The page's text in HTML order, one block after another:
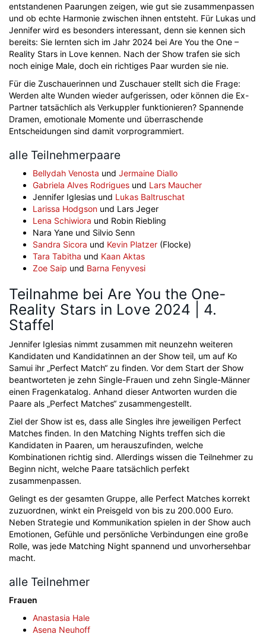
entstandenen Paarungen zeigen, wie gut sie zusammenpassen
und ob echte Harmonie zwischen ihnen entsteht. Für Lukas und
Jennifer wird es besonders interessant, denn sie kennen sich
bereits: Sie lernten sich im Jahr 2024 bei Are You the One –
Reality Stars in Love kennen. Nach der Show trafen sie sich
noch einige Male, doch ein richtiges Paar wurden sie nie.
Für die Zuschauerinnen und Zuschauer stellt sich die Frage:
Werden alte Wunden wieder aufgerissen, oder können die Ex-
Partner tatsächlich als Verkuppler funktionieren? Spannende
Dramen, emotionale Momente und überraschende
Entscheidungen sind damit vorprogrammiert.
alle Teilnehmerpaare
Bellydah Venosta und Jermaine Diallo
Gabriela Alves Rodrigues und Lars Maucher
Jennifer Iglesias und Lukas Baltruschat
Larissa Hodgson und Lars Jeger
Lena Schiwiora und Robin Riebling
Nara Yane und Silvio Senn
Sandra Sicora und Kevin Platzer (Flocke)
Tara Tabitha und Kaan Aktas
Zoe Saip und Barna Fenyvesi
Teilnahme bei Are You the One-
Reality Stars in Love 2024 | 4.
Staffel
Jennifer Iglesias nimmt zusammen mit neunzehn weiteren
Kandidaten und Kandidatinnen an der Show teil, um auf Ko
Samui ihr „Perfect Match“ zu finden. Vor dem Start der Show
beantworteten je zehn Single-Frauen und zehn Single-Männer
einen Fragenkatalog. Anhand dieser Antworten wurden die
Paare als „Perfect Matches“ zusammengestellt.
Ziel der Show ist es, dass alle Singles ihre jeweiligen Perfect
Matches finden. In den Matching Nights treffen sich die
Kandidaten in Paaren, um herauszufinden, welche
Kombinationen richtig sind. Allerdings wissen die Teilnehmer zu
Beginn nicht, welche Paare tatsächlich perfekt
zusammenpassen.
Gelingt es der gesamten Gruppe, alle Perfect Matches korrekt
zuzuordnen, winkt ein Preisgeld von bis zu 200.000 Euro.
Neben Strategie und Kommunikation spielen in der Show auch
Emotionen, Gefühle und persönliche Verbindungen eine große
Rolle, was jede Matching Night spannend und unvorhersehbar
macht.
alle Teilnehmer
Frauen
Anastasia Hale
Asena Neuhoff